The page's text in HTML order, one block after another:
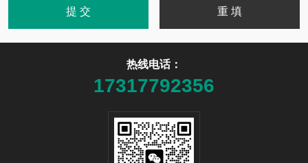
热线电话：
17317792356